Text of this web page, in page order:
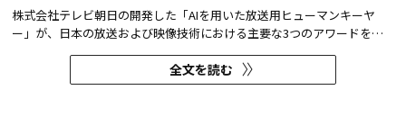
株式会社テレビ朝日の開発した「AIを用いた放送用ヒューマンキーヤ
ー」が、日本の放送および映像技術における主要な3つのアワードを受
賞した。 本開発は、人物像認識AIと最新のXR技術を組み合わせたシステ
ムであり、その革新性と実用性が業界内で高い評価を獲得している。
【受賞アワード一覧】 ●2025年 日本民間放送連盟賞 技術部門優...
全文を読む